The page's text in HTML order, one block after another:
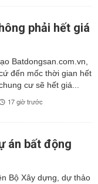
phải hết giá
Batdongsan.com.vn,
đến mốc thời gian hết
cư sẽ hết giá...
17 giờ trước
án bất động
Bộ Xây dựng, dự thảo